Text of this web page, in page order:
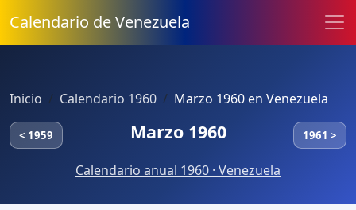
Calendario de Venezuela
Inicio Calendario 1960 Marzo 1960 en Venezuela
< 1959 Marzo 1960 1961 >
Calendario anual 1960 · Venezuela